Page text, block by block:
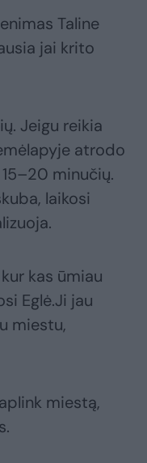
Taline
jai krito
Jeigu reikia
atrodo
minučių.
laikosi
kas ūmiau
Eglė.Ji jau
miestu,
miestą,